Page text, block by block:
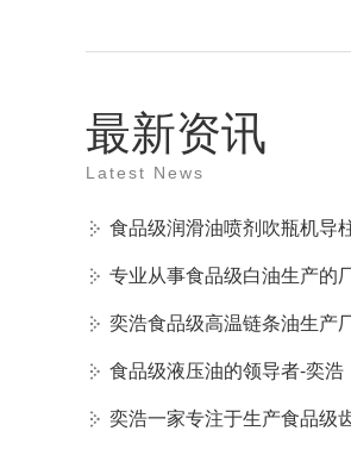
最新资讯
Latest News
食品级润滑油喷剂吹瓶机导
专业从事食品级白油生产的
奕浩食品级高温链条油生产
食品级液压油的领导者-奕浩
奕浩一家专注于生产食品级